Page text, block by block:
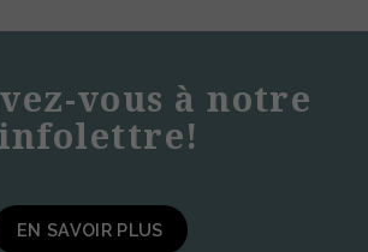
vous à notre
infolettre!
EN SAVOIR PLUS